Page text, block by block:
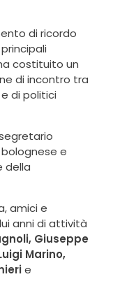
di ricordo
costituito un
di incontro tra
di politici
e
della
amici e
anni di attività
Giuseppe
Marino,
e